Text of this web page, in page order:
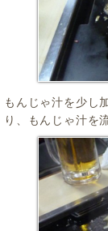
もんじゃ汁を少し
り、もんじゃ汁を